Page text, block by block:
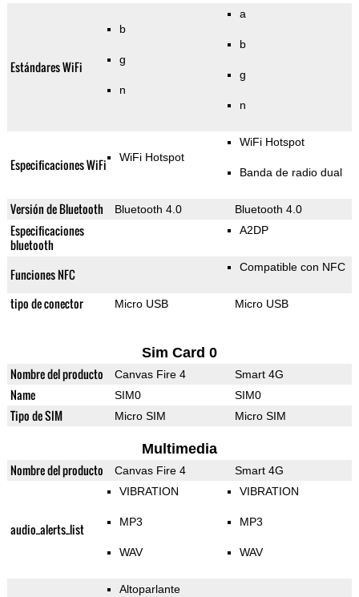
Estándares WiFi
b
g
n
a
b
g
n
Especificaciones WiFi WiFi Hotspot
WiFi Hotspot
Banda de radio dual
Versión de Bluetooth Bluetooth 4.0 Bluetooth 4.0
Especificaciones
bluetooth
A2DP
Funciones NFC Compatible con NFC
tipo de conector Micro USB Micro USB
Sim Card 0
Nombre del producto Canvas Fire 4 Smart 4G
Name SIM0 SIM0
Tipo de SIM Micro SIM Micro SIM
Multimedia
Nombre del producto Canvas Fire 4 Smart 4G
audio_alerts_list
VIBRATION
MP3
WAV
VIBRATION
MP3
WAV
Altoparlante